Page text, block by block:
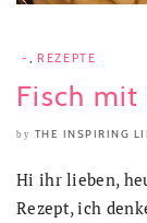
- REZEPTE
Fisch
by THE INSPIRING
Hi ihr lieben,
Rezept, ich